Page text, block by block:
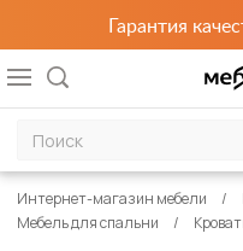
Гарантия
Интернет-магазин мебели
Мебель для спальни